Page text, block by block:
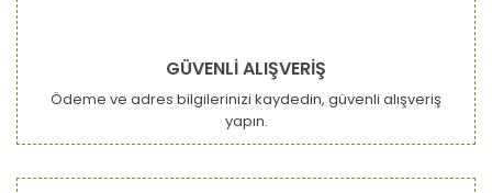
GÜVENLİ ALIŞVERİŞ
Ödeme ve adres bilgilerinizi kaydedin, güvenli alışveriş
yapın.